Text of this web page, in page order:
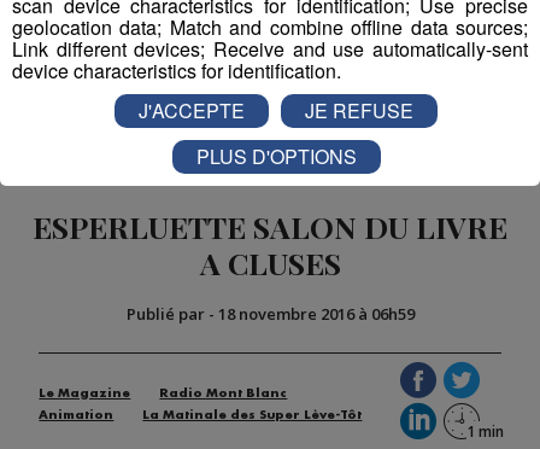
Partager sur Twitter
ESPERLUETTE SALON DU LIVRE
A CLUSES
Publié par - 18 novembre 2016 à 06h59
Le Magazine
Radio Mont Blanc
Animation
La Matinale des Super Lève-Tôt
geolocation data; Match and combine offline data sources;
Link different devices; Receive and use automatically-sent
device characteristics for identification.
J'ACCEPTE
JE REFUSE
PLUS D'OPTIONS